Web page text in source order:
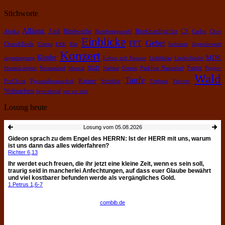
Stichworte
Afrika Allianz Andi Bibelwoche Bundestagswahl Burkhardtsgrün CS Carlos Chor
ChurchTools Corona EKK Ehe Einblicke FFT Gebet Indianer Jugendevent
Jugendsegnung Kinder Konzert Leben mit Passion Lichtblicke Liederfinder MDR
MonatsLobpreis Monatslied Musical NGD Nachbar Ostern Parkfest Naundorf Pastor Pepper
ProChrist Pyramidenanschub Rainer Seminar Taufe Treffpunt Vincent Wald
Weihnachten fejerabend wer wir sind
Losung heute